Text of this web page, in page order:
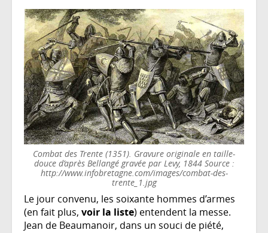
Combat des Trente (1351). Gravure originale en taille-
douce d’après Bellangé gravée par Levy, 1844 Source :
http://www.infobretagne.com/images/combat-des-
trente_1.jpg
Le jour convenu, les soixante hommes d’armes
(en fait plus, voir la liste) entendent la messe.
Jean de Beaumanoir, dans un souci de piété,